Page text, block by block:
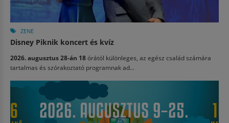
ZENE
Disney Piknik koncert és kvíz
2026. augusztus 28-án 18órától különleges, az egész család számára
tartalmas és szórakoztató programnak ad...